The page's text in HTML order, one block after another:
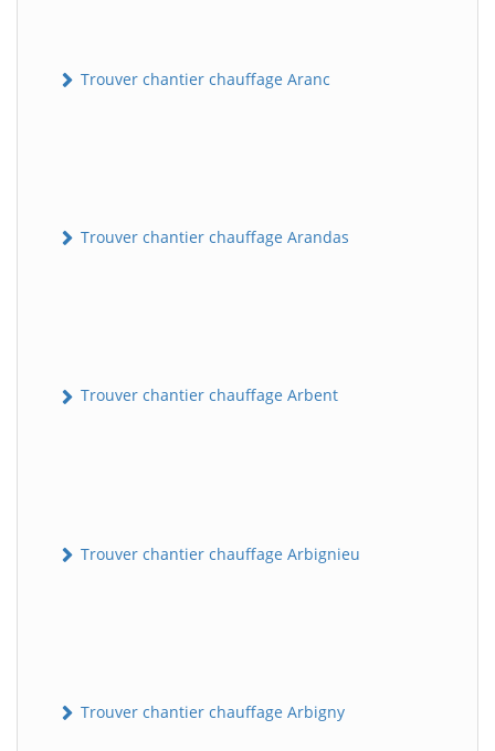
Trouver chantier chauffage Aranc
Trouver chantier chauffage Arandas
Trouver chantier chauffage Arbent
Trouver chantier chauffage Arbignieu
Trouver chantier chauffage Arbigny